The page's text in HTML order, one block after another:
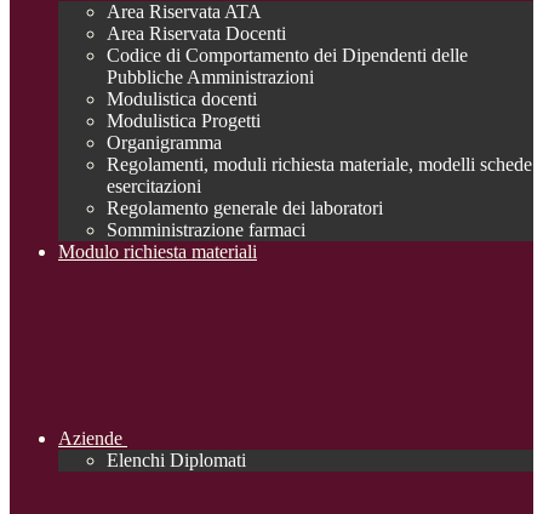
Area Riservata ATA
Area Riservata Docenti
Codice di Comportamento dei Dipendenti delle
Pubbliche Amministrazioni
Modulistica docenti
Modulistica Progetti
Organigramma
Regolamenti, moduli richiesta materiale, modelli schede
esercitazioni
Regolamento generale dei laboratori
Somministrazione farmaci
Modulo richiesta materiali
Aziende
Elenchi Diplomati